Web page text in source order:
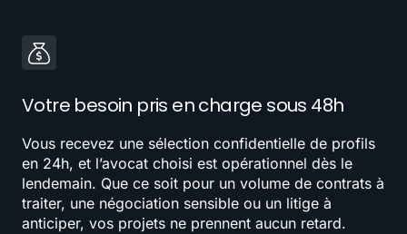
Votre besoin pris en charge sous 48h
Vous recevez une sélection confidentielle de profils
en 24h, et l’avocat choisi est opérationnel dès le
lendemain. Que ce soit pour un volume de contrats à
traiter, une négociation sensible ou un litige à
anticiper, vos projets ne prennent aucun retard.